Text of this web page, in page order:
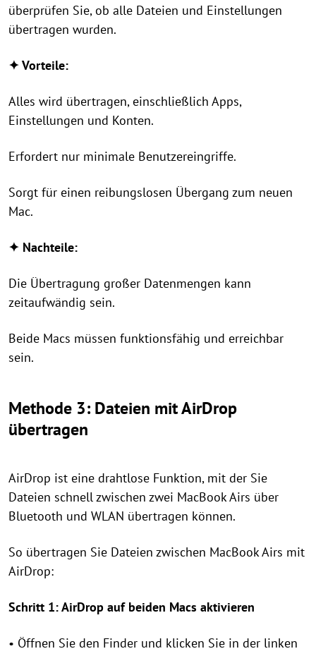
überprüfen Sie, ob alle Dateien und Einstellungen
übertragen wurden.
✦ Vorteile:
Alles wird übertragen, einschließlich Apps,
Einstellungen und Konten.
Erfordert nur minimale Benutzereingriffe.
Sorgt für einen reibungslosen Übergang zum neuen
Mac.
✦ Nachteile:
Die Übertragung großer Datenmengen kann
zeitaufwändig sein.
Beide Macs müssen funktionsfähig und erreichbar
sein.
Methode 3: Dateien mit AirDrop
übertragen
AirDrop ist eine drahtlose Funktion, mit der Sie
Dateien schnell zwischen zwei MacBook Airs über
Bluetooth und WLAN übertragen können.
So übertragen Sie Dateien zwischen MacBook Airs mit
AirDrop:
Schritt 1: AirDrop auf beiden Macs aktivieren
• Öffnen Sie den Finder und klicken Sie in der linken